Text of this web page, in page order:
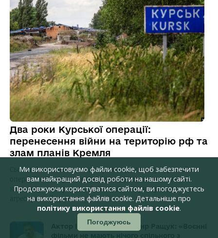
Два роки Курської операції:
перенесення війни на територію рф та
злам планів Кремля
Сьогодні виповнюється два роки від початку Курської
операції — безпрецедентної за задумом і виконанням
кампанії, яка перенесла бойові дії на територію держави-
агресора. Цей крок…
Актор і офіцер Володимир Ращук: «Воєнні
Ми використовуємо файли cookie, щоб забезпечити
вам найкращий досвід роботи на нашому сайті.
Продовжуючи користуватися сайтом, ви погоджуєтесь
на використання файлів cookie. Детальніше про
політику використання файлів cookie.
Погоджуюсь